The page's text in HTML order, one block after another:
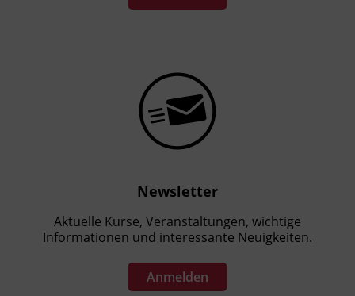
Newsletter
Aktuelle Kurse, Veranstaltungen, wichtige
Informationen und interessante Neuigkeiten.
Anmelden